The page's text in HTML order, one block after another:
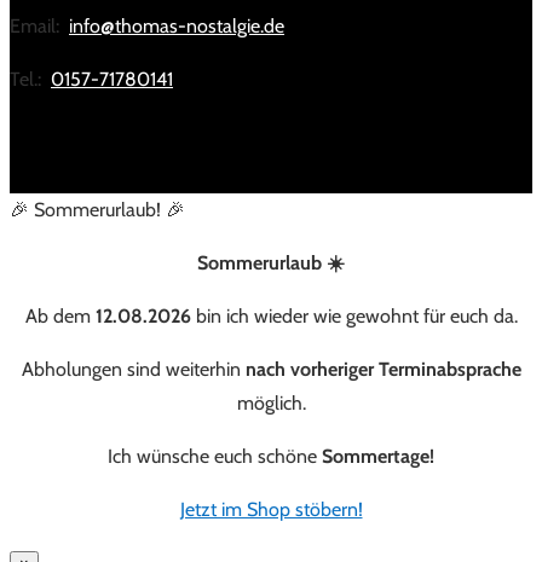
Email: info@thomas-nostalgie.de
Tel.: 0157-71780141
🎉 Sommerurlaub! 🎉
Sommerurlaub ☀️
Ab dem 12.08.2026bin ich wieder wie gewohnt für euch da.
Abholungen sind weiterhin nach vorheriger Terminabsprache
möglich.
Ich wünsche euch schöne Sommertage!
Jetzt im Shop stöbern!